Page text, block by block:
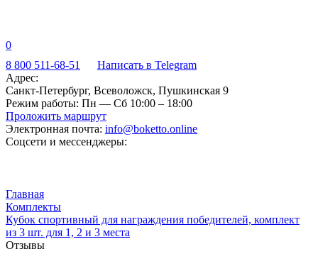
0
8 800 511-68-51
Написать в Telegram
Адрес:
Санкт-Петербург, Всеволожск, Пушкинская 9
Режим работы: Пн — Сб 10:00 – 18:00
Проложить маршрут
Электронная почта: info@boketto.online
Соцсети и мессенджеры:
Главная
Комплекты
Кубок спортивный для награждения победителей, комплект
из 3 шт. для 1, 2 и 3 места
Отзывы